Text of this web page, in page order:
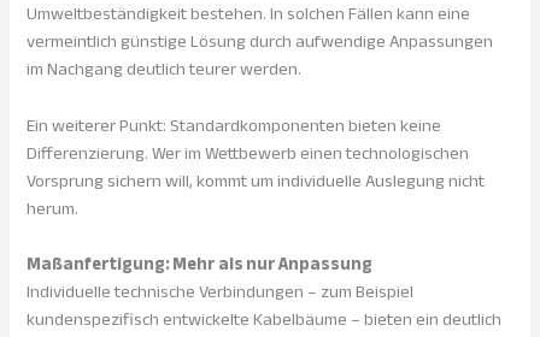
Umweltbeständigkeit bestehen. In solchen Fällen kann eine
vermeintlich günstige Lösung durch aufwendige Anpassungen
im Nachgang deutlich teurer werden.
Ein weiterer Punkt: Standardkomponenten bieten keine
Differenzierung. Wer im Wettbewerb einen technologischen
Vorsprung sichern will, kommt um individuelle Auslegung nicht
herum.
Maßanfertigung: Mehr als nur Anpassung
Individuelle technische Verbindungen – zum Beispiel
kundenspezifisch entwickelte Kabelbäume – bieten ein deutlich